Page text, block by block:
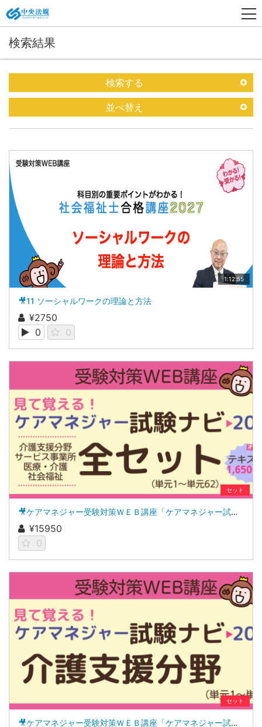
検索結果
検索する
並べ替え
1:12:55
🎥11 ソーシャルワークの理論と方法
¥2750
0
0
セット
🎥ケアマネジャー受験対策ＷＥＢ講座「ケアマネジャー試験ナビ２０２６」全セット
¥15950
0
セット
🎥ケアマネジャー受験対策ＷＥＢ講座「ケアマネジャー試験ナビ２０２６」介護支援分野